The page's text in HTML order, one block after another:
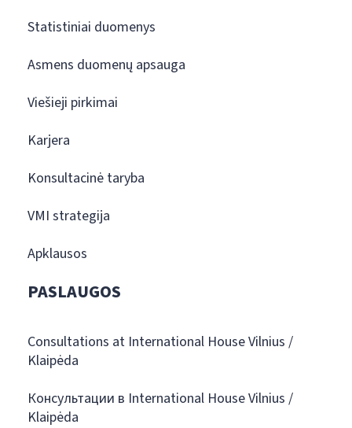
Statistiniai duomenys
Asmens duomenų apsauga
Viešieji pirkimai
Karjera
Konsultacinė taryba
VMI strategija
Apklausos
PASLAUGOS
Consultations at International House Vilnius /
Klaipėda
Консультации в International House Vilnius /
Klaipėda